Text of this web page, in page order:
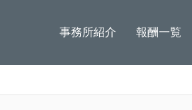
事務所紹介 報酬一覧